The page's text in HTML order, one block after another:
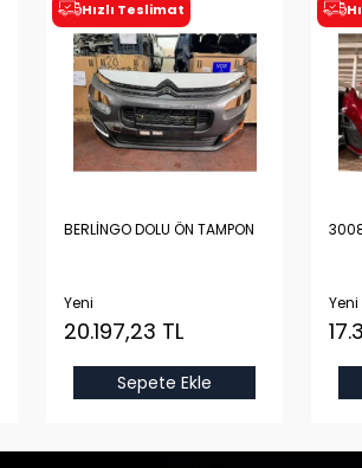
Hızlı Teslimat
BERLİNGO DOLU ÖN TAMPON
Yeni
20.197,23 TL
Sepete Ekle
Yeni